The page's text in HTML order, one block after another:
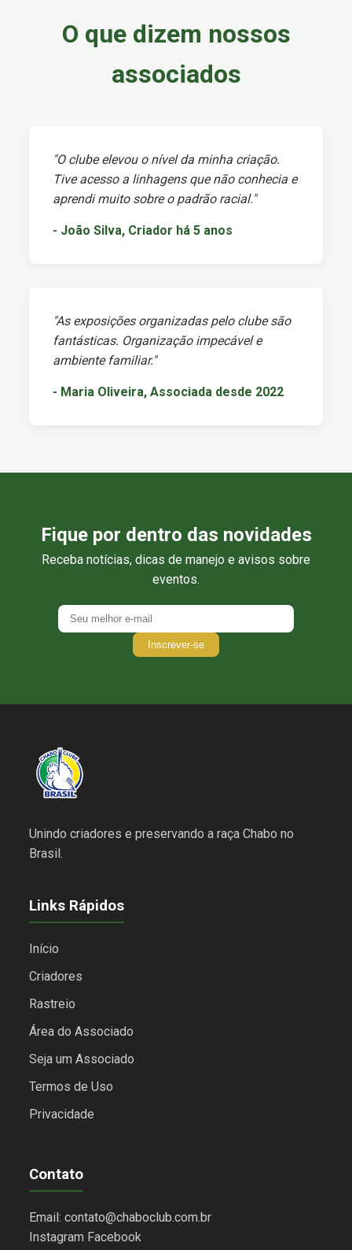
O que dizem nossos
associados
"O clube elevou o nível da minha criação.
Tive acesso a linhagens que não conhecia e
aprendi muito sobre o padrão racial."
- João Silva, Criador há 5 anos
"As exposições organizadas pelo clube são
fantásticas. Organização impecável e
ambiente familiar."
- Maria Oliveira, Associada desde 2022
Fique por dentro das novidades
Receba notícias, dicas de manejo e avisos sobre
eventos.
Inscrever-se
Unindo criadores e preservando a raça Chabo no
Brasil.
Links Rápidos
Início
Criadores
Rastreio
Área do Associado
Seja um Associado
Termos de Uso
Privacidade
Contato
Email: contato@chaboclub.com.br
Instagram Facebook